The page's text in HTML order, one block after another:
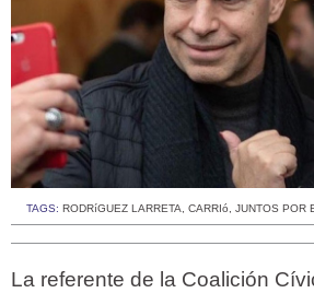
TAGS: RODRíGUEZ LARRETA, CARRIó, JUNTOS POR
La referente de la Coalición